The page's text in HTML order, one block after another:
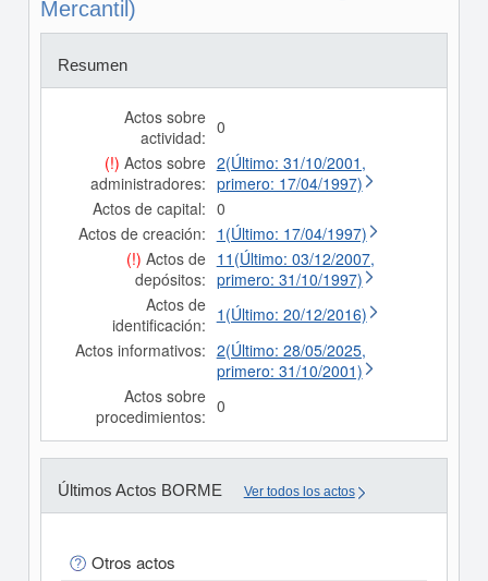
Mercantil)
Resumen
Actos sobre
actividad: 0
(!) Actos sobre
administradores:
2(Último: 31/10/2001,
primero: 17/04/1997)
Actos de capital: 0
Actos de creación: 1(Último: 17/04/1997)
(!) Actos de
depósitos:
11(Último: 03/12/2007,
primero: 31/10/1997)
Actos de
identificación: 1(Último: 20/12/2016)
Actos informativos: 2(Último: 28/05/2025,
primero: 31/10/2001)
Actos sobre
procedimientos: 0
Últimos Actos BORME Ver todos los actos
Otros actos